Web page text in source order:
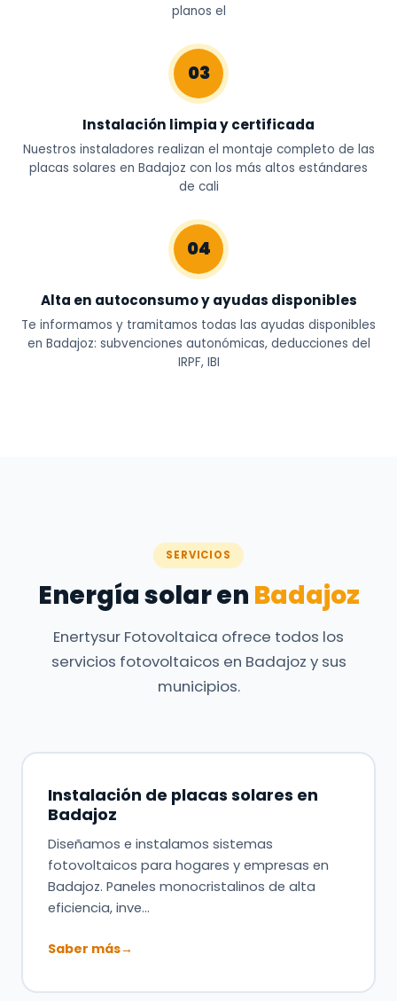
planos el
03
Instalación limpia y certificada
Nuestros instaladores realizan el montaje completo de las
placas solares en Badajoz con los más altos estándares
de cali
04
Alta en autoconsumo y ayudas disponibles
Te informamos y tramitamos todas las ayudas disponibles
en Badajoz: subvenciones autonómicas, deducciones del
IRPF, IBI
SERVICIOS
Energía solar en Badajoz
Enertysur Fotovoltaica ofrece todos los
servicios fotovoltaicos en Badajoz y sus
municipios.
Instalación de placas solares en
Badajoz
Diseñamos e instalamos sistemas
fotovoltaicos para hogares y empresas en
Badajoz. Paneles monocristalinos de alta
eficiencia, inve…
Saber más→